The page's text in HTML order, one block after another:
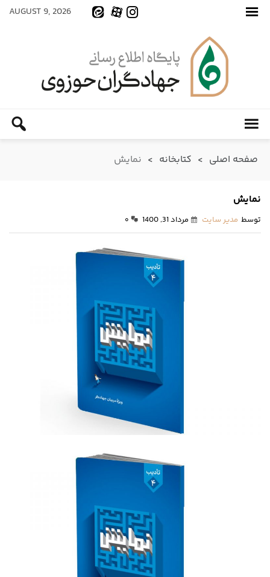
AUGUST 9, 2026
صفحه اصلی > کتابخانه > نمایش
نمایش
توسط مدیر سایت مرداد 31, 1400 ۰